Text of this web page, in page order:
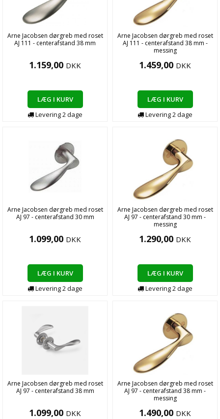
Arne Jacobsen dørgreb med roset
AJ 111 - centerafstand 38 mm
1.159,00 DKK
LÆG I KURV
Levering2dage
Arne Jacobsen dørgreb med roset
AJ 111 - centerafstand 38 mm -
messing
1.459,00 DKK
LÆG I KURV
Levering2dage
Arne Jacobsen dørgreb med roset
AJ 97 - centerafstand 30 mm
1.099,00 DKK
LÆG I KURV
Levering2dage
Arne Jacobsen dørgreb med roset
AJ 97 - centerafstand 30 mm -
messing
1.290,00 DKK
LÆG I KURV
Levering2dage
Arne Jacobsen dørgreb med roset
AJ 97 - centerafstand 38 mm
1.099,00 DKK
Arne Jacobsen dørgreb med roset
AJ 97 - centerafstand 38 mm -
messing
1.490,00 DKK